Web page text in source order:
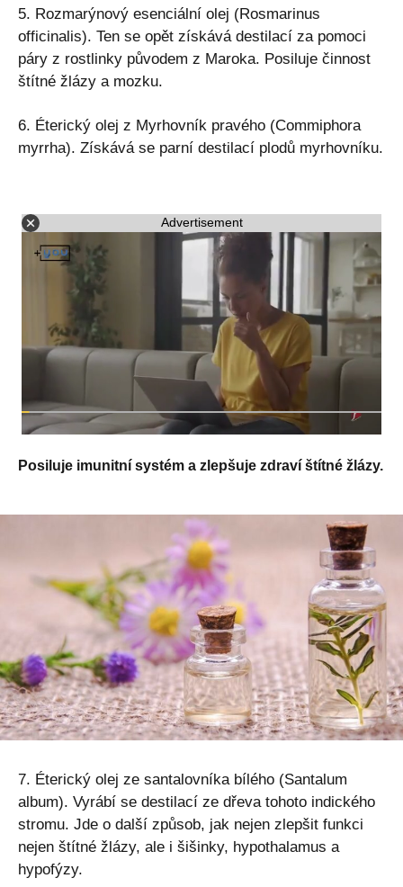
5. Rozmarýnový esenciální olej (Rosmarinus
officinalis). Ten se opět získává destilací za pomoci
páry z rostlinky původem z Maroka. Posiluje činnost
štítné žlázy a mozku.
6. Éterický olej z Myrhovník pravého (Commiphora
myrrha). Získává se parní destilací plodů myrhovníku.
Advertisement
Posiluje imunitní systém a zlepšuje zdraví štítné žlázy.
7. Éterický olej ze santalovníka bílého (Santalum
album). Vyrábí se destilací ze dřeva tohoto indického
stromu. Jde o další způsob, jak nejen zlepšit funkci
nejen štítné žlázy, ale i šišinky, hypothalamus a
hypofýzy.